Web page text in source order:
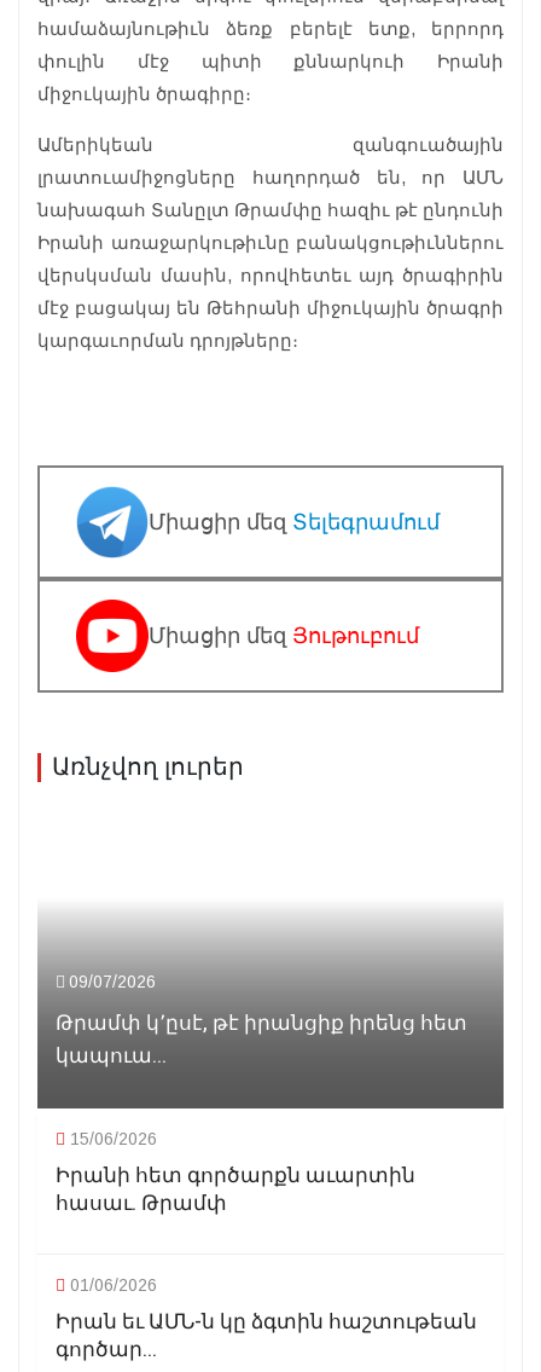
համաձայնութիւն ձեռք բերելէ ետք, երրորդ
փուլին մէջ պիտի քննարկուի Իրանի
միջուկային ծրագիրը։
Ամերիկեան զանգուածային
լրատուամիջոցները հաղորդած են, որ ԱՄՆ
նախագահ Տանըլտ Թրամփը հազիւ թէ ընդունի
Իրանի առաջարկութիւնը բանակցութիւններու
վերսկսման մասին, որովհետեւ այդ ծրագիրին
մէջ բացակայ են Թեհրանի միջուկային ծրագրի
կարգաւորման դրոյթները։
Միացիր մեզ Տելեգրամում
Միացիր մեզ Յութուբում
Առնչվող լուրեր
09/07/2026
Թրամփ կ՚ըսէ, թէ իրանցիք իրենց հետ
կապուա...
15/06/2026
Իրանի հետ գործարքն աւարտին
հասաւ. Թրամփ
01/06/2026
Իրան եւ ԱՄՆ-ն կը ձգտին հաշտութեան
գործար...